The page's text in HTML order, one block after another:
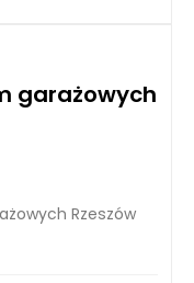
garażowych
Rzeszów